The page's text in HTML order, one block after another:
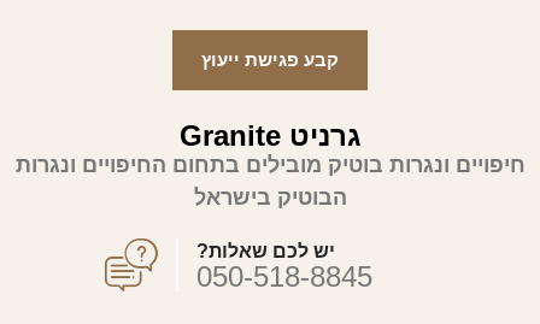
קבע פגישת ייעוץ
גרניט Granite
חיפויים ונגרות בוטיק מובילים בתחום החיפויים ונגרות
הבוטיק בישראל
יש לכם שאלות?
050-518-8845